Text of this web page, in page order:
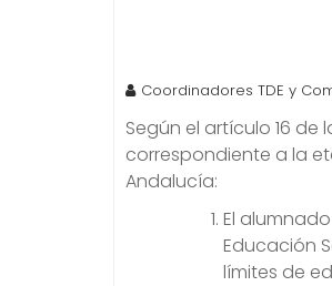
Coordinadores TDE y
Según el artículo 16 de
correspondiente a la
Andalucía:
El
Educación
límites de